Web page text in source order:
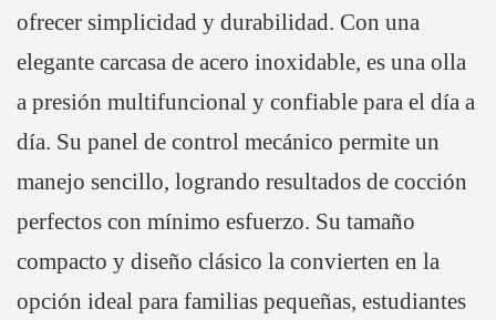
ofrecer simplicidad y durabilidad. Con una
elegante carcasa de acero inoxidable, es una olla
a presión multifuncional y confiable para el día a
día. Su panel de control mecánico permite un
manejo sencillo, logrando resultados de cocción
perfectos con mínimo esfuerzo. Su tamaño
compacto y diseño clásico la convierten en la
opción ideal para familias pequeñas, estudiantes